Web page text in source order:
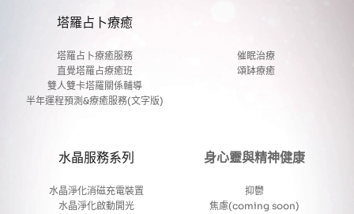
塔羅占卜療癒
塔羅占卜療癒服務
直覺塔羅占療癒班
雙人雙卡塔羅關係輔導
半年運程預測&療癒服務(文字版)
催眠治療
頌缽療癒
水晶服務系列
水晶淨化消磁充電裝置
水晶淨化啟動開光
身心靈與精神健康
抑鬱
焦慮(coming soon)